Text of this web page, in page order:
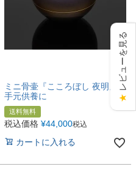
ミニ骨壷『こころぼし 夜明』
手元供養に
送料無料
税込価格 ¥44,000税込
カートに入れる
★
レビューを見る